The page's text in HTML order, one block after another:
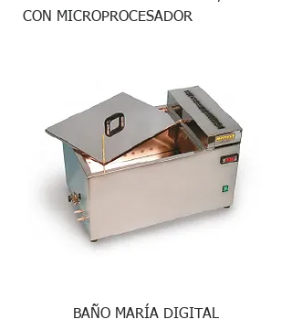
CON MICROPROCESADOR
BAÑO MARÍA DIGITAL